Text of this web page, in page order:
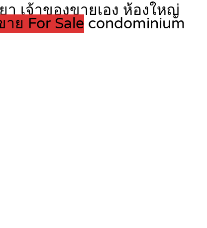
เจ้าของขายเอง ห้องใหญ่
าย For Sale condominium